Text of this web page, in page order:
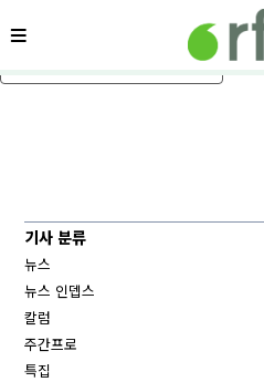
메인 콘텐츠로 건너뛰기
메뉴
기사 분류
뉴스
뉴스 인뎁스
칼럼
주간프로
특집